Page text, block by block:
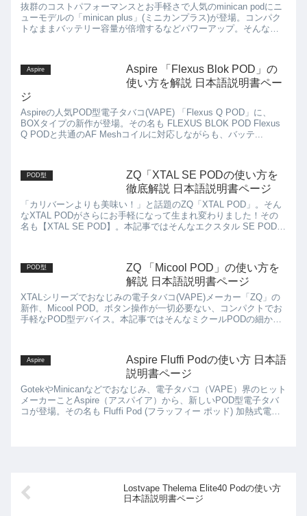
抜群のコストパフォーマンスとお手軽さで人気のminican podにニ
ューモデルの「minican plus」(ミニカンプラス)が登場。コンパク
トなままバッテリー容量が倍増するなどパワーアップ。そんな
Aspire
Aspire 「Flexus Blok POD」の
使い方を解説 日本語説明書ペー
ジ
Aspireの人気POD型電子タバコ(VAPE) 「Flexus Q POD」に、
BOXタイプの新作が登場。その名も FLEXUS BLOK POD Flexus
Q PODと共通のAF Meshコイルに対応しながらも、バッテ...
POD型
ZQ「XTAL SE PODの使い方を
徹底解説 日本語説明書ページ
「カリバーンよりも美味い！」と話題のZQ「XTAL POD」。そん
なXTAL PODがさらにお手軽になって生まれ変わりました！その
名も【XTAL SE POD】。本記事ではそんなエクスタル SE PODの
POD型
ZQ 「Micool POD」の使い方を
解説 日本語説明書ページ
XTALシリーズでおなじみの電子タバコ(VAPE)メーカー「ZQ」の
新作、Micool POD。ボタン操作が一切必要ない、コンパクトでお
手軽なPOD型デバイス。本記事ではそんなミクールPODの細かい
Aspire
Aspire Fluffi Podの使い方 日本語
説明書ページ
GotekやMinicanなどでおなじみ、電子タバコ（VAPE）界のヒット
メーカーことAspire（アスパイア）から、新しいPOD型電子タバ
コが登場。その名も Fluffi Pod (フラッフィー ポッド) 加熱式電子
Lostvape Thelema Elite40 Podの使い方
日本語説明書ページ